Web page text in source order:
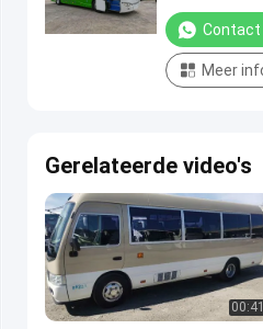
in goede staat
Contact
Meer
Gerelateerde video's
00:41